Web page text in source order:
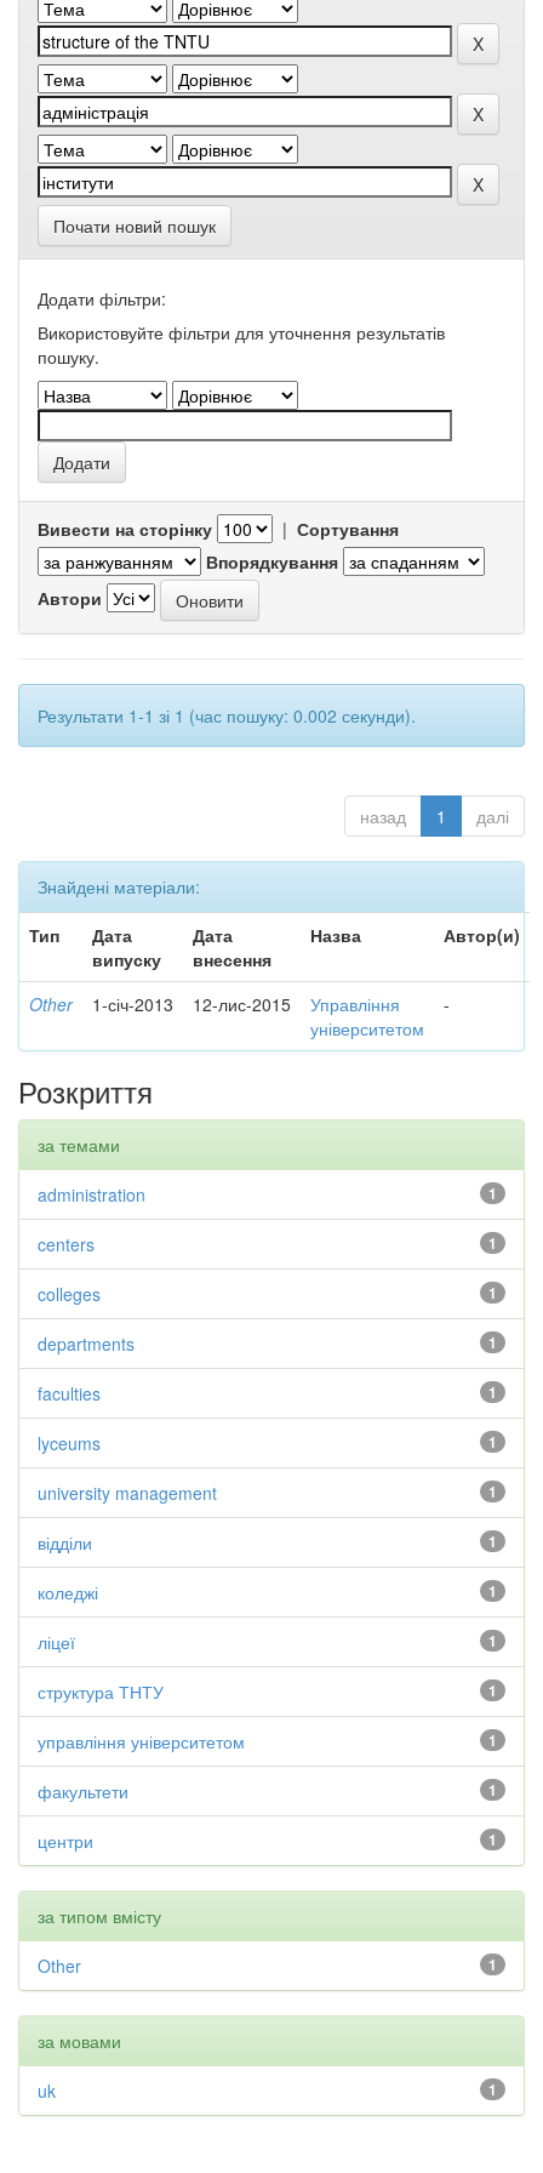
Почати новий пошук
Додати фільтри:
Використовуйте фільтри для уточнення результатів
пошуку.
Вивести на сторінку | Сортування
Впорядкування
Автори
Результати 1-1 зі 1 (час пошуку: 0.002 секунди).
назад 1 далі
Знайдені матеріали:
Тип
Дата
випуску
Дата
внесення
Назва Автор(и)
Other 1-січ-2013 12-лис-2015
Управління
університетом
-
Розкриття
за темами
1
administration
1
centers
1
colleges
1
departments
1
faculties
1
lyceums
1
university management
1
відділи
1
коледжі
1
ліцеї
1
структура ТНТУ
1
управління університетом
1
факультети
1
центри
за типом вмісту
1
Other
за мовами
1
uk